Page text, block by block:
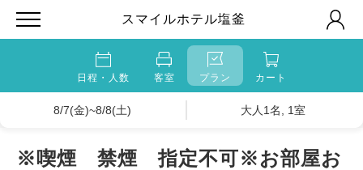
スマイルホテル塩釜
日程・人数 客室 プラン カート
8/7(金)~8/8(土) 大人1名, 1室
※喫煙 禁煙 指定不可※お部屋お